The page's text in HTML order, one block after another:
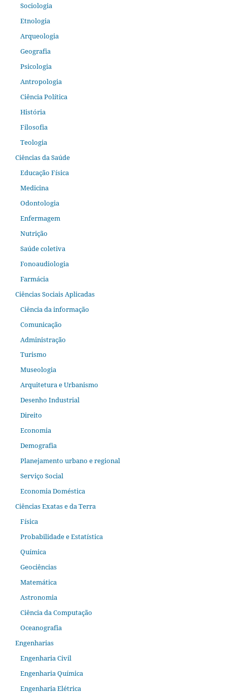
Sociologia
Etnologia
Arqueologia
Geografia
Psicologia
Antropologia
Ciência Política
História
Filosofia
Teologia
Ciências da Saúde
Educação Física
Medicina
Odontologia
Enfermagem
Nutrição
Saúde coletiva
Fonoaudiologia
Farmácia
Ciências Sociais Aplicadas
Ciência da informação
Comunicação
Administração
Turismo
Museologia
Arquitetura e Urbanismo
Desenho Industrial
Direito
Economia
Demografia
Planejamento urbano e regional
Serviço Social
Economia Doméstica
Ciências Exatas e da Terra
Física
Probabilidade e Estatística
Química
Geociências
Matemática
Astronomia
Ciência da Computação
Oceanografia
Engenharias
Engenharia Civil
Engenharia Química
Engenharia Elétrica